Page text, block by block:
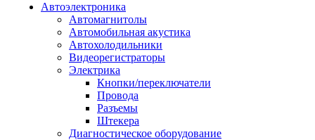
Автоэлектроника
Автомагнитолы
Автомобильная акустика
Автохолодильники
Видеорегистраторы
Электрика
Кнопки/переключатели
Провода
Разъемы
Штекера
Диагностическое оборудование